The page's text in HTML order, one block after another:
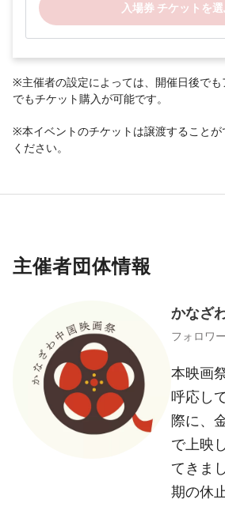
入場券 チケットを
※主催者の設定によっては、開催日後でも
でもチケット購入が可能です。
※本イベントのチケットは譲渡すること
ください。
主催者団体情報
かなざ
フォロワ
本映画
呼応し
際に、
で上映
てきま
期の休